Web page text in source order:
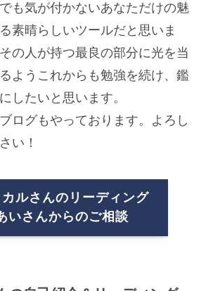
も気が付かないあなただけの魅
素晴らしいツールだと思いま
の人が持つ最良の部分に光を当
ようこれからも勉強を続け、鑑
したいと思います。
ログもやっております。よろし
い！
ルさんのリーディング
いさんからのご相談